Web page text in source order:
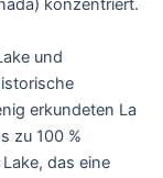
konzentriert.
und
erkundeten La
zu 100 %
das eine